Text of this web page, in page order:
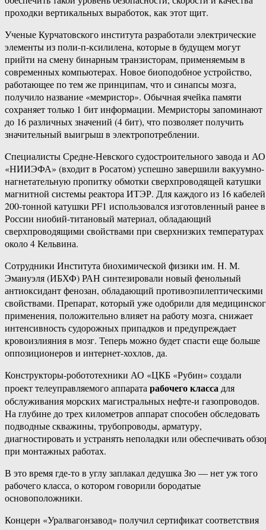
проходки вертикальных выработок, как этот щит.
Ученые Курчатовского института разработали электрические
элементы из поли-п-ксилилена, которые в будущем могут
прийти на смену бинарным транзисторам, применяемым в
современных компьютерах. Новое биоподобное устройство,
работающее по тем же принципам, что и синапсы мозга,
получило название «мемристор». Обычная ячейка памяти
сохраняет только 1 бит информации. Мемристоры запоминают
до 16 различных значений (4 бит), что позволяет получить
значительный выигрыш в электропотреблении.
Cпециалисты Средне-Невского судостроительного завода и АО
«НИИЭФА» (входит в Росатом) успешно завершили вакуумно-
нагнетательную пропитку обмотки сверхпроводящей катушки
магнитной системы реактора ИТЭР. Для каждого из 16 кабелей
200-тонной катушки PF1 использовался изготовленный ранее в
России ниобий-титановый материал, обладающий
сверхпроводящими свойствами при сверхнизких температурах
около 4 Кельвина.
Сотрудники Института биохимической физики им. Н. М.
Эмануэля (ИБХФ) РАН синтезировали новый фенольный
антиоксидант фенозан, обладающий противоэпилептическими
свойствами. Препарат, который уже одобрили для
применения, положительно влияет на работу мозга, снижает
интенсивность судорожных припадков и предупреждает
кровоизлияния в мозг. Теперь можно будет спасти еще больше
оппозиционеров и интернет-хохлов, да.
Конструкторы-робототехники АО «ЦКБ «Рубин» создали
проект телеуправляемого аппаратарабочего классадля
обслуживания морских магистральных нефте-и газопроводов.
На глубине до трех километров аппарат способен обследовать
подводные скважины, трубопроводы, арматуру,
диагностировать и устранять неполадки или обеспечивать
при монтажных работах.
В это время где-то в углу заплакал дедушка Зю — нет уж того
рабочего класса, о котором говорили бородатые
основоположники.
Концерн «Уралвагонзавод» получил сертификат соответствия